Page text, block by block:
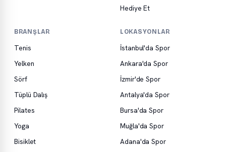
Hediye Et
BRANŞLAR
Tenis
Yelken
Sörf
Tüplü Dalış
Pilates
Yoga
Bisiklet
LOKASYONLAR
İstanbul'da Spor
Ankara'da Spor
İzmir'de Spor
Antalya'da Spor
Bursa'da Spor
Muğla'da Spor
Adana'da Spor